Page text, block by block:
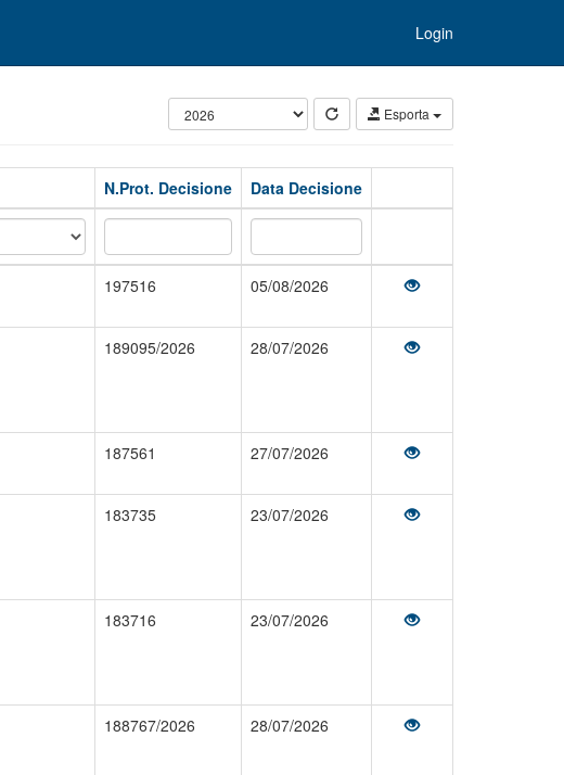
Login
Esporta
N.Prot. Decisione Data Decisione
197516 05/08/2026
189095/2026 28/07/2026
187561 27/07/2026
183735 23/07/2026
183716 23/07/2026
188767/2026 28/07/2026